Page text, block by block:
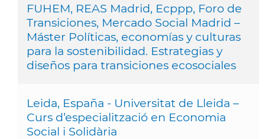
FUHEM, REAS Madrid, Ecppp, Foro de
Transiciones, Mercado Social Madrid –
Máster Políticas, economías y culturas
para la sostenibilidad. Estrategias y
diseños para transiciones ecosociales
Leida, España - Universitat de Lleida –
Curs d’especialització en Economia
Social i Solidària